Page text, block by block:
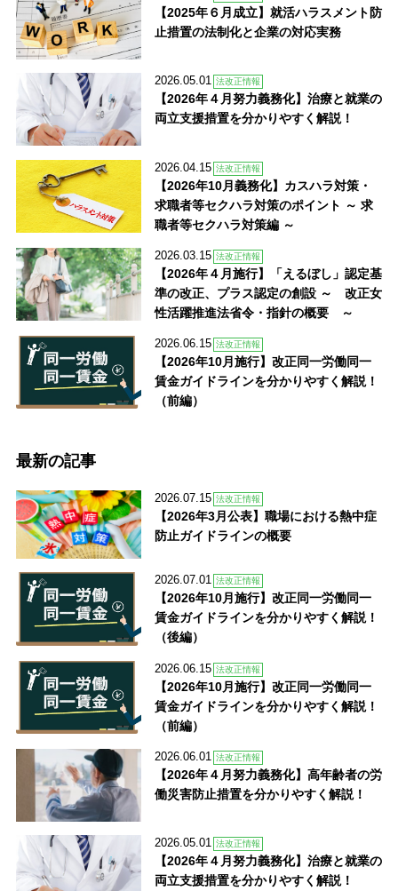
【2025年６月成立】就活ハラスメント防
止措置の法制化と企業の対応実務
2026.05.01 法改正情報
【2026年４月努力義務化】治療と就業の
両立支援措置を分かりやすく解説！
2026.04.15 法改正情報
【2026年10月義務化】カスハラ対策・
求職者等セクハラ対策のポイント ～ 求
職者等セクハラ対策編 ～
2026.03.15 法改正情報
【2026年４月施行】「えるぼし」認定基
準の改正、プラス認定の創設 ～ 改正女
性活躍推進法省令・指針の概要 ～
2026.06.15 法改正情報
【2026年10月施行】改正同一労働同一
賃金ガイドラインを分かりやすく解説！
（前編）
最新の記事
2026.07.15 法改正情報
【2026年3月公表】職場における熱中症
防止ガイドラインの概要
2026.07.01 法改正情報
【2026年10月施行】改正同一労働同一
賃金ガイドラインを分かりやすく解説！
（後編）
2026.06.15 法改正情報
【2026年10月施行】改正同一労働同一
賃金ガイドラインを分かりやすく解説！
（前編）
2026.06.01 法改正情報
【2026年４月努力義務化】高年齢者の労
働災害防止措置を分かりやすく解説！
2026.05.01 法改正情報
【2026年４月努力義務化】治療と就業の
両立支援措置を分かりやすく解説！